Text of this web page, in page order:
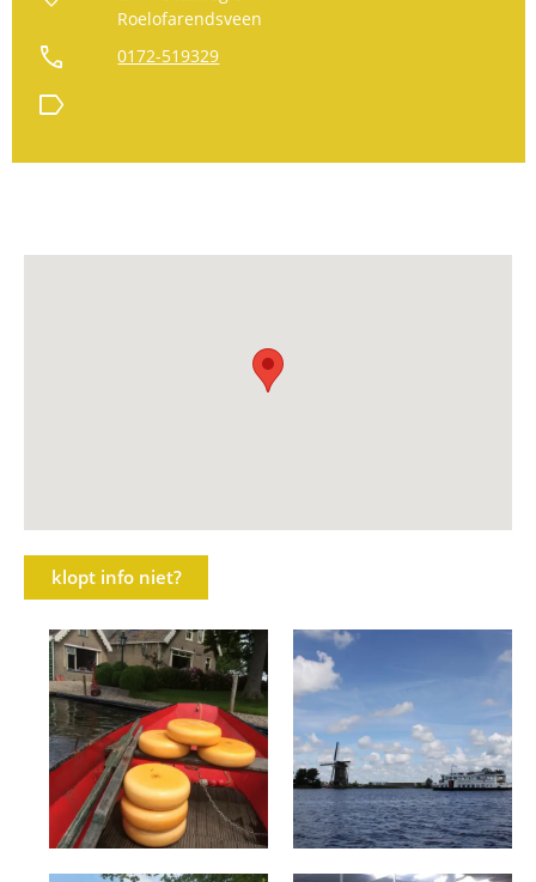
Roelofarendsveen
call 0172-519329
label
klopt info niet?